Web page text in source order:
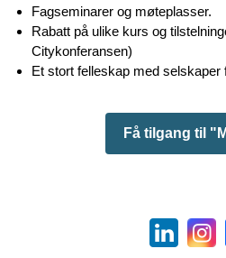
Fagseminarer og møteplasser.
Rabatt på ulike kurs og
Citykonferansen)
Et stort felleskap med selskaper
Få tilgang til